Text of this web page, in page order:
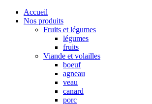
Accueil
Nos produits
Fruits et légumes
légumes
fruits
Viande et volailles
boeuf
agneau
veau
canard
porc